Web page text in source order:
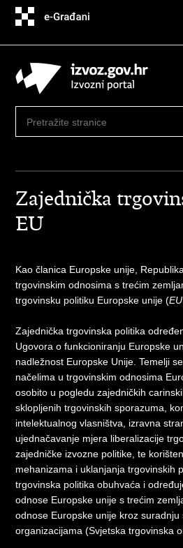
sadržaj
Zajednička
EU
Kao članica Europske unije,
trgovinskim odnosima s trećim
trgovinsku politiku Europske unije (
Zajednička trgovinska politika
Ugovora o funkcioniranju Europske
nadležnost Europske Unije. Temelji
načelima u trgovinskim odnosima
osobito u pogledu zajedničkih
sklopljenih trgovinskih sporazuma,
intelektualnog vlasništva, izravna
ujednačavanje mjera liberalizacije
zajedničke izvozne politike, te
mehanizama i uklanjanja trgovinskih
trgovinska politika obuhvaća i
odnose Europske unije s trećim
odnose Europske unije kroz suradnju
organizacijama (Svjetska trgovinska